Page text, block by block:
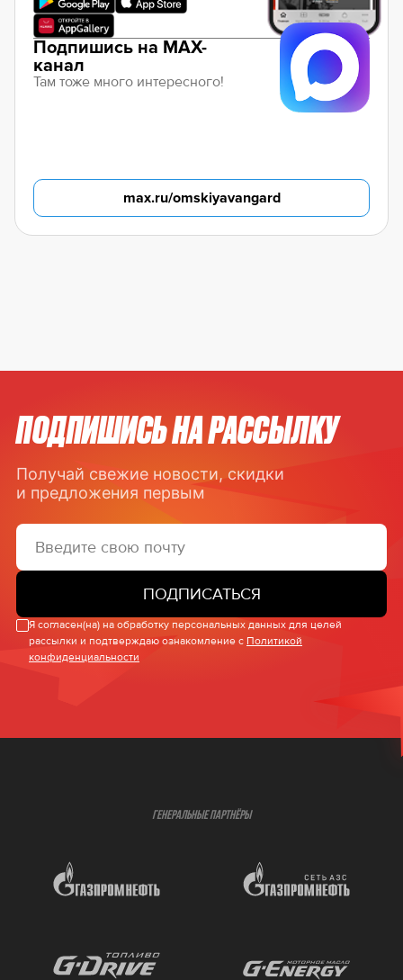
Подпишись на MAX-
канал
Там тоже много интересного!
max.ru/omskiyavangard
ПОДПИШИСЬ НА РАССЫЛКУ
Получай свежие новости, скидки
и предложения первым
ПОДПИСАТЬСЯ
Я согласен(на) на обработку персональных данных для целей
рассылки и подтверждаю ознакомление с Политикой
конфиденциальности
ГЕНЕРАЛЬНЫЕ ПАРТНЁРЫ